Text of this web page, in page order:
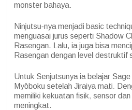
monster bahaya.
Ninjutsu-nya menjadi basic
menguasai jurus seperti Shadow
Rasengan. Lalu, ia juga bisa
Rasengan dengan level destruktif
Untuk Senjutsunya ia belajar
Myōboku setelah Jiraiya mati.
memiliki kekuatan fisik, sensor
meningkat.